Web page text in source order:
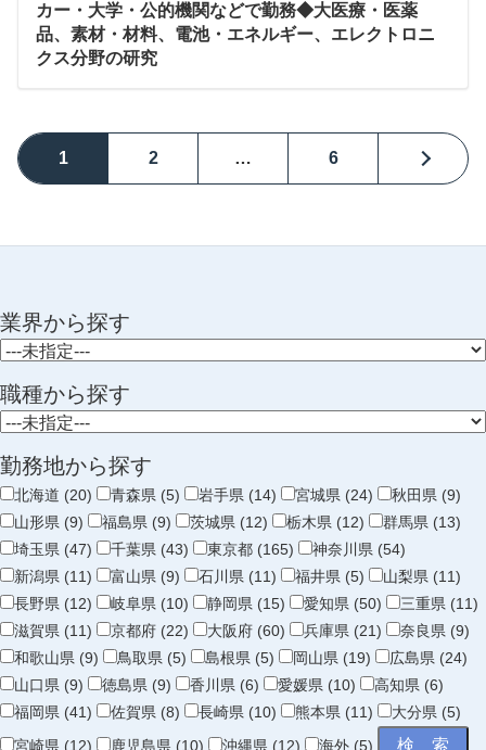
カー・大学・公的機関などで勤務◆大医療・医薬
品、素材・材料、電池・エネルギー、エレクトロニ
クス分野の研究
1 2 … 6
業界から探す
職種から探す
勤務地から探す
北海道 (20) 青森県 (5) 岩手県 (14) 宮城県 (24)
秋田県 (9)
山形県 (9)
福島県 (9) 茨城県 (12) 栃木県 (12)
群馬県 (13)
埼玉県 (47)
千葉県 (43) 東京都 (165)
神奈川県 (54)
新潟県 (11)
富山県 (9) 石川県 (11) 福井県 (5)
山梨県 (11)
長野県 (12)
岐阜県 (10) 静岡県 (15) 愛知県 (50)
三重県 (11)
滋賀県 (11)
京都府 (22) 大阪府 (60) 兵庫県 (21)
奈良県 (9)
和歌山県 (9)
鳥取県 (5) 島根県 (5) 岡山県 (19)
広島県 (24)
山口県 (9)
徳島県 (9) 香川県 (6) 愛媛県 (10)
高知県 (6)
福岡県 (41)
佐賀県 (8) 長崎県 (10) 熊本県 (11)
大分県 (5)
宮崎県 (12)
鹿児島県 (10) 沖縄県 (12) 海外 (5)